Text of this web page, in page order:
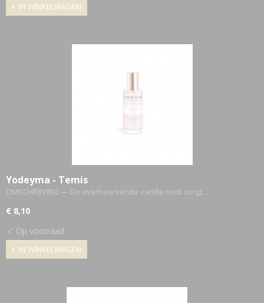
IN WINKELWAGEN
Yodeyma - Temis
OMSCHRIJVING — De overheersende vanille noot zorgt…
€ 8,10
✓ Op voorraad
IN WINKELWAGEN